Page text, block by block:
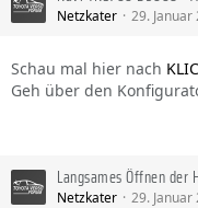
Netzkater 29. Januar
Schau mal hier nach
Geh über den
Langsames Öffnen der
Netzkater 29. Januar